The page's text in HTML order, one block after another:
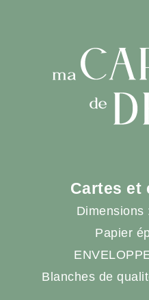
Cartes et
Dimensions
Papier
Blanches de